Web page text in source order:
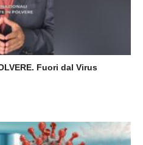
Fuori dal Virus